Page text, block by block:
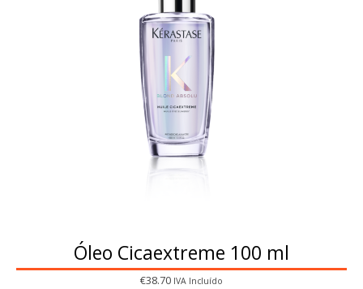
Óleo Cicaextreme 100 ml
€38.70 IVA Incluído